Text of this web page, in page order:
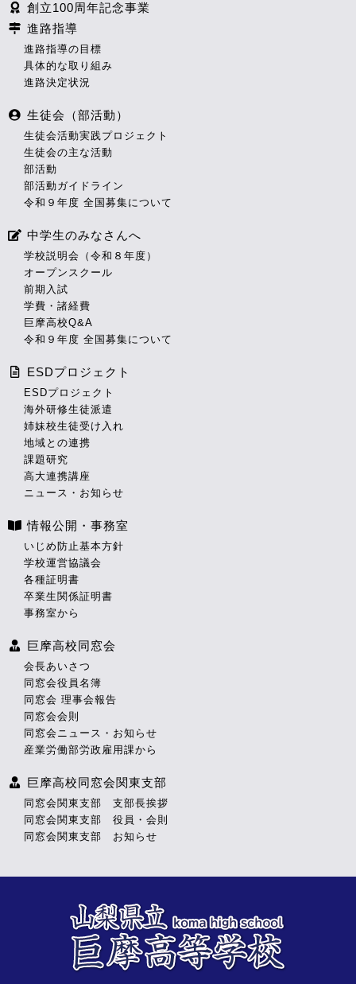
創立100周年記念事業
進路指導
進路指導の目標
具体的な取り組み
進路決定状況
生徒会（部活動）
生徒会活動実践プロジェクト
生徒会の主な活動
部活動
部活動ガイドライン
令和９年度 全国募集について
中学生のみなさんへ
学校説明会（令和８年度）
オープンスクール
前期入試
学費・諸経費
巨摩高校Q&A
令和９年度 全国募集について
ESDプロジェクト
ESDプロジェクト
海外研修生徒派遣
姉妹校生徒受け入れ
地域との連携
課題研究
高大連携講座
ニュース・お知らせ
情報公開・事務室
いじめ防止基本方針
学校運営協議会
各種証明書
卒業生関係証明書
事務室から
巨摩高校同窓会
会長あいさつ
同窓会役員名簿
同窓会 理事会報告
同窓会会則
同窓会ニュース・お知らせ
産業労働部労政雇用課から
巨摩高校同窓会関東支部
同窓会関東支部 支部長挨拶
同窓会関東支部 役員・会則
同窓会関東支部 お知らせ